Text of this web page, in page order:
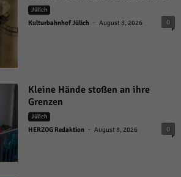
Jülich
Kulturbahnhof Jülich - August 8, 2026 0
Kleine Hände stoßen an ihre
Grenzen
Jülich
HERZOG Redaktion - August 8, 2026 0